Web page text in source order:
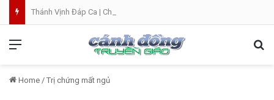
Thánh Vịnh Đáp Ca | Chúa Nhật 19 Thường Niên A
Home / Trị chứng mất ngủ